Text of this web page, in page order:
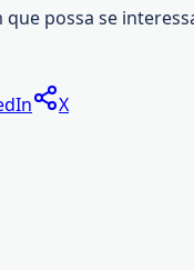
possa se
X